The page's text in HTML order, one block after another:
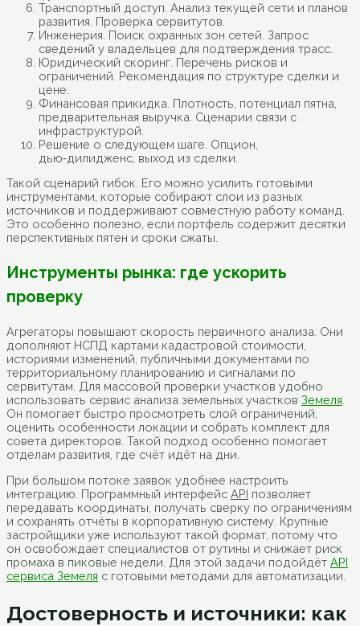
Транспортный доступ. Анализ текущей сети и планов
развития. Проверка сервитутов.
Инженерия. Поиск охранных зон сетей. Запрос
сведений у владельцев для подтверждения трасс.
Юридический скоринг. Перечень рисков и
ограничений. Рекомендация по структуре сделки и
цене.
Финансовая прикидка. Плотность, потенциал пятна,
предварительная выручка. Сценарии связи с
инфраструктурой.
Решение о следующем шаге. Опцион,
дью‑дилидженс, выход из сделки.
Такой сценарий гибок. Его можно усилить готовыми
инструментами, которые собирают слои из разных
источников и поддерживают совместную работу команд.
Это особенно полезно, если портфель содержит десятки
перспективных пятен и сроки сжаты.
Инструменты рынка: где ускорить
проверку
Агрегаторы повышают скорость первичного анализа. Они
дополняют НСПД картами кадастровой стоимости,
историями изменений, публичными документами по
территориальному планированию и сигналами по
сервитутам. Для массовой проверки участков удобно
использовать сервис анализа земельных участков Земеля
Он помогает быстро просмотреть слой ограничений,
оценить особенности локации и собрать комплект для
совета директоров. Такой подход особенно помогает
отделам развития, где счёт идёт на дни.
При большом потоке заявок удобнее настроить
интеграцию. Программный интерфейс API позволяет
передавать координаты, получать сверку по ограничениям
и сохранять отчёты в корпоративную систему. Крупные
застройщики уже используют такой формат, потому что
он освобождает специалистов от рутины и снижает риск
промаха в пиковые недели. Для этой задачи подойдёт API
сервиса Земеля с готовыми методами для автоматизации.
Достоверность и источники: как